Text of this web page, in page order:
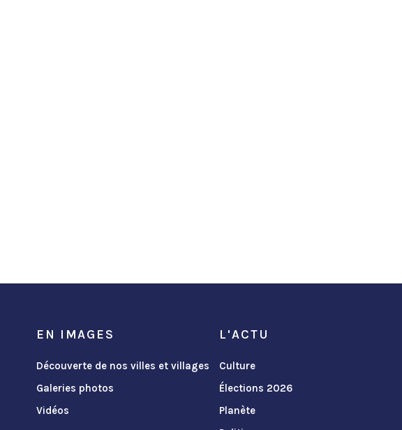
EN IMAGES
Découverte de nos villes et villages
Galeries photos
Vidéos
L'ACTU
Culture
Élections 2026
Planète